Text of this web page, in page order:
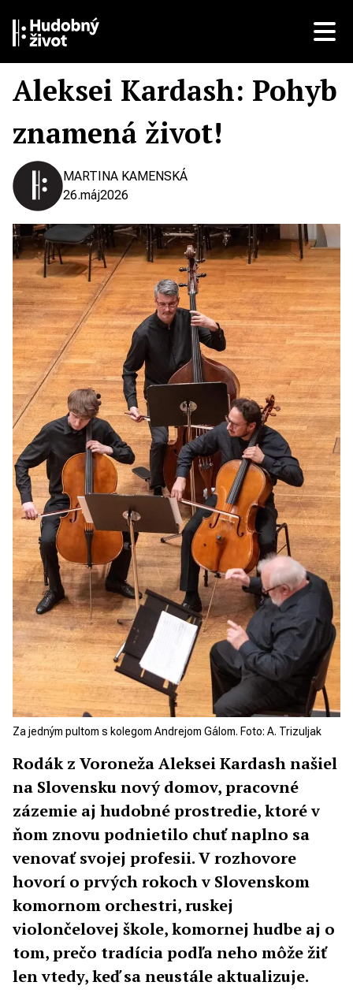
Aleksei Kardash: Pohyb
znamená život!
MARTINA KAMENSKÁ
26.máj2026
Za jedným pultom s kolegom Andrejom Gálom. Foto: A. Trizuljak
Rodák z Voroneža Aleksei Kardash našiel
na Slovensku nový domov, pracovné
zázemie aj hudobné prostredie, ktoré v
ňom znovu podnietilo chuť naplno sa
venovať svojej profesii. V rozhovore
hovorí o prvých rokoch v Slovenskom
komornom orchestri, ruskej
violončelovej škole, komornej hudbe aj o
tom, prečo tradícia podľa neho môže žiť
len vtedy, keď sa neustále aktualizuje.